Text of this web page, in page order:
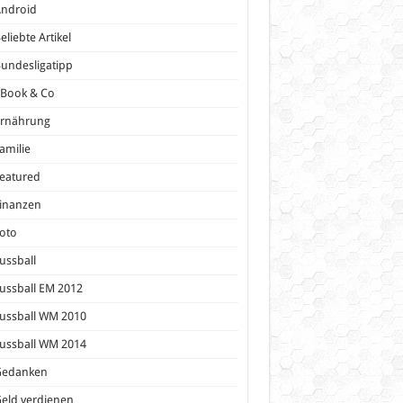
Artikel
& Co
EM 2012
WM 2010
WM 2014
verdienen